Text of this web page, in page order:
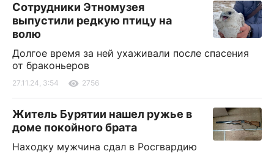
Сотрудники Этномузея
выпустили редкую птицу на
волю
Долгое время за ней ухаживали после спасения
от браконьеров
27.11.24, 3:54 2756
Житель Бурятии нашел ружье в
доме покойного брата
Находку мужчина сдал в Росгвардию